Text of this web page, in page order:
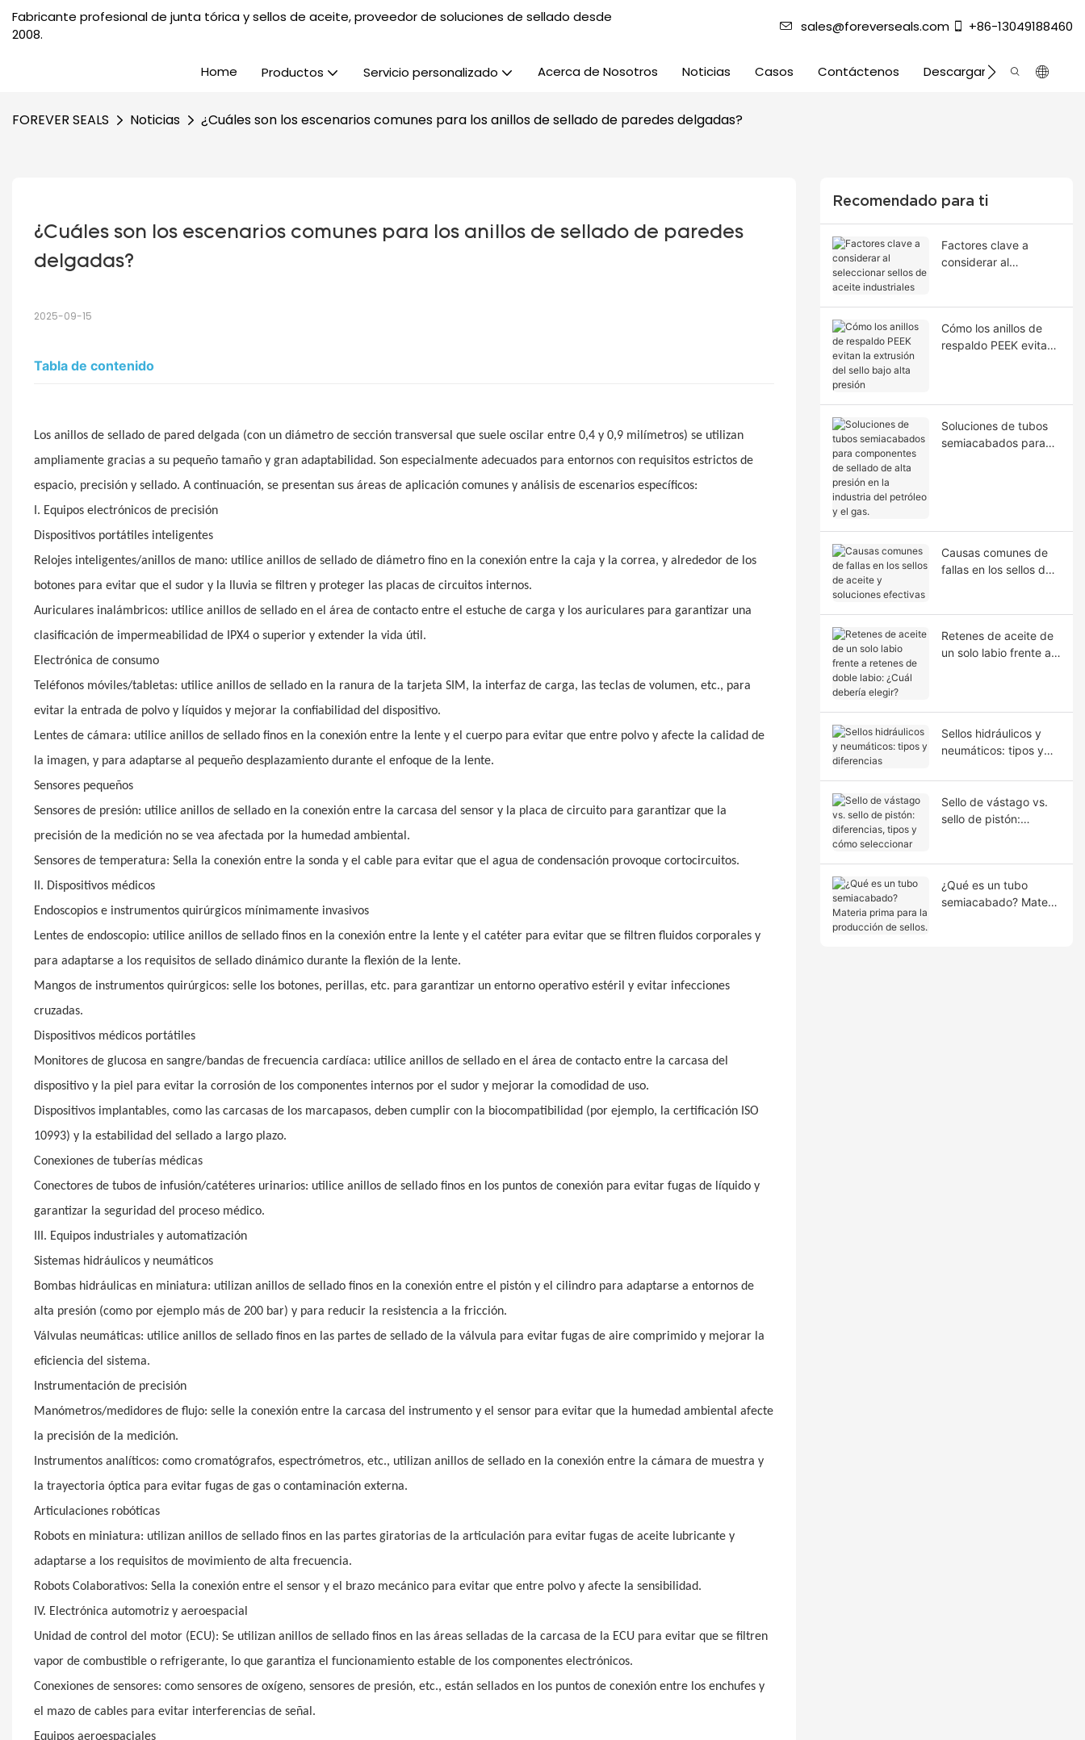
Fabricante profesional de junta tórica y sellos de aceite, proveedor de soluciones de sellado desde
2008.
sales@foreverseals.com +86-13049188460
Home Productos Servicio personalizado Acerca de Nosotros Noticias Casos Contáctenos Descargar
FOREVER SEALS Noticias ¿Cuáles son los escenarios comunes para los anillos de sellado de paredes delgadas?
¿Cuáles son los escenarios comunes para los anillos de sellado de paredes
delgadas?
2025-09-15
Tabla de contenido
Los anillos de sellado de pared delgada (con un diámetro de sección transversal que suele oscilar entre 0,4 y 0,9 milímetros) se utilizan
ampliamente gracias a su pequeño tamaño y gran adaptabilidad. Son especialmente adecuados para entornos con requisitos estrictos de
espacio, precisión y sellado. A continuación, se presentan sus áreas de aplicación comunes y análisis de escenarios específicos:
I. Equipos electrónicos de precisión
Dispositivos portátiles inteligentes
Relojes inteligentes/anillos de mano: utilice anillos de sellado de diámetro fino en la conexión entre la caja y la correa, y alrededor de los
botones para evitar que el sudor y la lluvia se filtren y proteger las placas de circuitos internos.
Auriculares inalámbricos: utilice anillos de sellado en el área de contacto entre el estuche de carga y los auriculares para garantizar una
clasificación de impermeabilidad de IPX4 o superior y extender la vida útil.
Electrónica de consumo
Teléfonos móviles/tabletas: utilice anillos de sellado en la ranura de la tarjeta SIM, la interfaz de carga, las teclas de volumen, etc., para
evitar la entrada de polvo y líquidos y mejorar la confiabilidad del dispositivo.
Lentes de cámara: utilice anillos de sellado finos en la conexión entre la lente y el cuerpo para evitar que entre polvo y afecte la calidad de
la imagen, y para adaptarse al pequeño desplazamiento durante el enfoque de la lente.
Sensores pequeños
Sensores de presión: utilice anillos de sellado en la conexión entre la carcasa del sensor y la placa de circuito para garantizar que la
precisión de la medición no se vea afectada por la humedad ambiental.
Sensores de temperatura: Sella la conexión entre la sonda y el cable para evitar que el agua de condensación provoque cortocircuitos.
II. Dispositivos médicos
Endoscopios e instrumentos quirúrgicos mínimamente invasivos
Lentes de endoscopio: utilice anillos de sellado finos en la conexión entre la lente y el catéter para evitar que se filtren fluidos corporales y
para adaptarse a los requisitos de sellado dinámico durante la flexión de la lente.
Mangos de instrumentos quirúrgicos: selle los botones, perillas, etc. para garantizar un entorno operativo estéril y evitar infecciones
cruzadas.
Dispositivos médicos portátiles
Monitores de glucosa en sangre/bandas de frecuencia cardíaca: utilice anillos de sellado en el área de contacto entre la carcasa del
dispositivo y la piel para evitar la corrosión de los componentes internos por el sudor y mejorar la comodidad de uso.
Dispositivos implantables, como las carcasas de los marcapasos, deben cumplir con la biocompatibilidad (por ejemplo, la certificación ISO
10993) y la estabilidad del sellado a largo plazo.
Conexiones de tuberías médicas
Conectores de tubos de infusión/catéteres urinarios: utilice anillos de sellado finos en los puntos de conexión para evitar fugas de líquido y
garantizar la seguridad del proceso médico.
III. Equipos industriales y automatización
Sistemas hidráulicos y neumáticos
Bombas hidráulicas en miniatura: utilizan anillos de sellado finos en la conexión entre el pistón y el cilindro para adaptarse a entornos de
alta presión (como por ejemplo más de 200 bar) y para reducir la resistencia a la fricción.
Válvulas neumáticas: utilice anillos de sellado finos en las partes de sellado de la válvula para evitar fugas de aire comprimido y mejorar la
eficiencia del sistema.
Instrumentación de precisión
Manómetros/medidores de flujo: selle la conexión entre la carcasa del instrumento y el sensor para evitar que la humedad ambiental afecte
la precisión de la medición.
Instrumentos analíticos: como cromatógrafos, espectrómetros, etc., utilizan anillos de sellado en la conexión entre la cámara de muestra y
la trayectoria óptica para evitar fugas de gas o contaminación externa.
Articulaciones robóticas
Robots en miniatura: utilizan anillos de sellado finos en las partes giratorias de la articulación para evitar fugas de aceite lubricante y
adaptarse a los requisitos de movimiento de alta frecuencia.
Robots Colaborativos: Sella la conexión entre el sensor y el brazo mecánico para evitar que entre polvo y afecte la sensibilidad.
IV. Electrónica automotriz y aeroespacial
Unidad de control del motor (ECU): Se utilizan anillos de sellado finos en las áreas selladas de la carcasa de la ECU para evitar que se filtren
vapor de combustible o refrigerante, lo que garantiza el funcionamiento estable de los componentes electrónicos.
Conexiones de sensores: como sensores de oxígeno, sensores de presión, etc., están sellados en los puntos de conexión entre los enchufes y
el mazo de cables para evitar interferencias de señal.
Equipos aeroespaciales
Recomendado para ti
Factores clave a
considerar al
Cómo los anillos de
respaldo PEEK evitan
Soluciones de tubos
semiacabados para
Causas comunes de
fallas en los sellos de
Retenes de aceite de
un solo labio frente a
Sellos hidráulicos y
neumáticos: tipos y
Sello de vástago vs.
sello de pistón:
¿Qué es un tubo
semiacabado? Materia